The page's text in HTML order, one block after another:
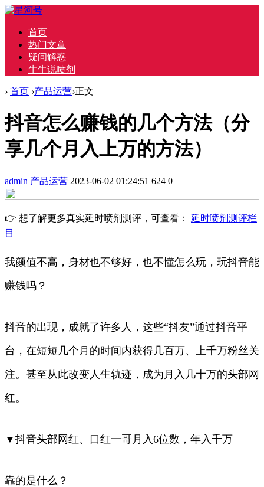
首页
热门文章
疑问解惑
牛牛说喷剂
› 首页 ›产品运营›正文
抖音怎么赚钱的几个方法（分
享几个月入上万的方法）
admin 产品运营 2023-06-02 01:24:51 624 0
👉 想了解更多真实延时喷剂测评，可查看： 延时喷剂测评栏
目
我颜值不高，身材也不够好，也不懂怎么玩，玩抖音能
赚钱吗？
抖音的出现，成就了许多人，这些“抖友”通过抖音平
台，在短短几个月的时间内获得几百万、上千万粉丝关
注。甚至从此改变人生轨迹，成为月入几十万的头部网
红。
▼抖音头部网红、口红一哥月入6位数，年入千万
靠的是什么？